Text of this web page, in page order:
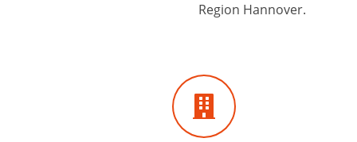
Region Hannover.